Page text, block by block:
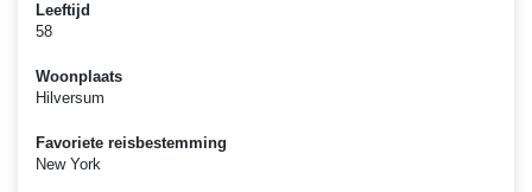
Leeftijd
58
Woonplaats
Hilversum
Favoriete reisbestemming
New York